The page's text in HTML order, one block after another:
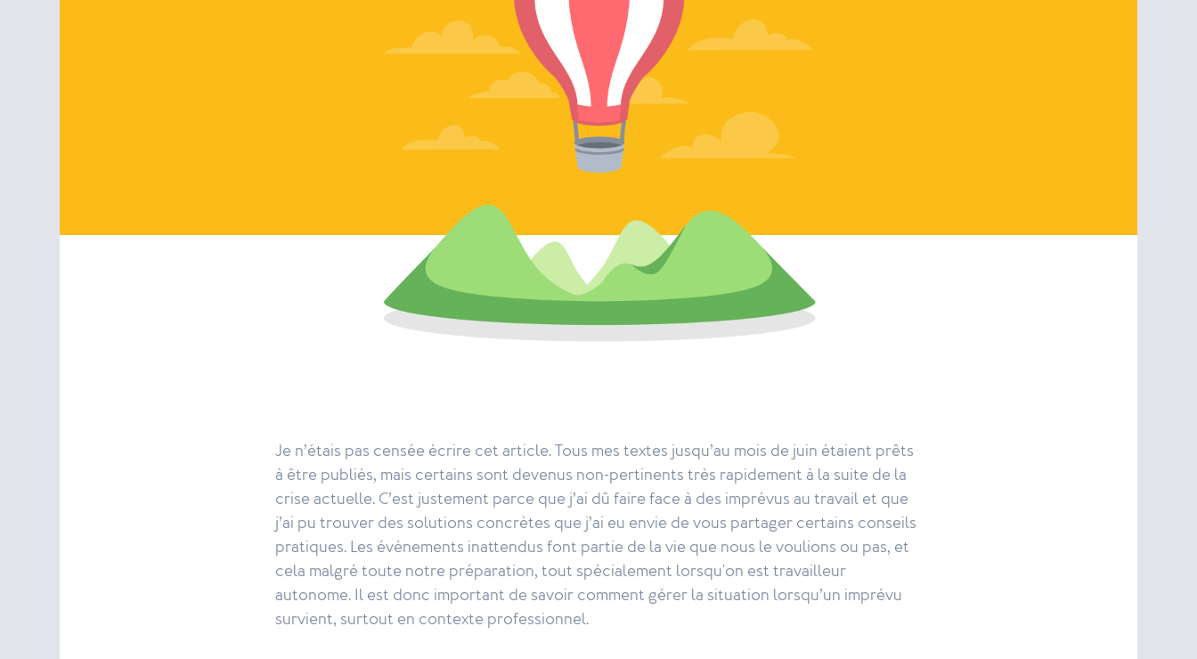
Je n’étais pas censée écrire cet article. Tous mes textes jusqu’au mois de juin étaient prêts
à être publiés, mais certains sont devenus non-pertinents très rapidement à la suite de la
crise actuelle. C’est justement parce que j’ai dû faire face à des imprévus au travail et que
j’ai pu trouver des solutions concrètes que j’ai eu envie de vous partager certains conseils
pratiques. Les événements inattendus font partie de la vie que nous le voulions ou pas, et
cela malgré toute notre préparation, tout spécialement lorsqu'on est travailleur
autonome. Il est donc important de savoir comment gérer la situation lorsqu’un imprévu
survient, surtout en contexte professionnel.